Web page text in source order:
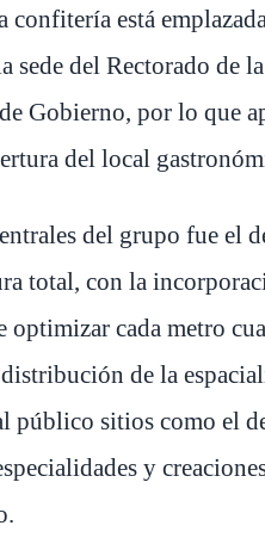
confitería está
sede del Rectorado de
Gobierno, por lo que
del local
del grupo fue el
total, con la
optimizar cada metro
de la
público sitios como el
y